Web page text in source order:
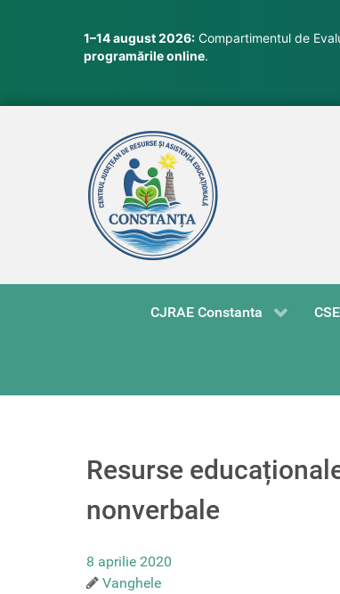
1–14 august 2026: Compartimentul de
programările online.
CJRAE Constanta
Resurse
nonverbale
8 aprilie 2020
Vanghele